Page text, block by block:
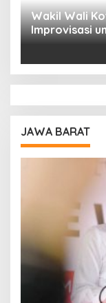
Wakil Wali
Improvisasi
Pendidikan
JAWA BARAT